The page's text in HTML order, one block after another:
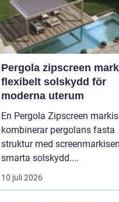
Pergola zipscreen
flexibelt solskydd för
moderna uterum
En Pergola Zipscreen markis
kombinerar pergolans fasta
struktur med
smarta solskydd....
10 juli 2026